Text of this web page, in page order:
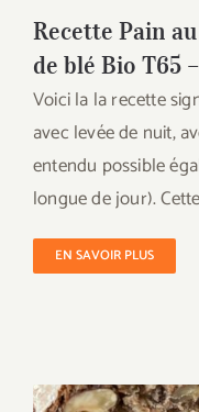
Recette Pain
de blé Bio T65
Voici la la recette
avec levée de nuit,
entendu possible
longue de jour).
EN SAVOIR PLUS